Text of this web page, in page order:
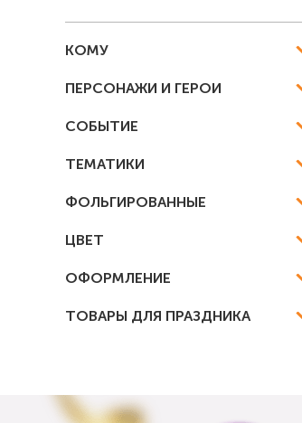
КОМУ
ПЕРСОНАЖИ И ГЕРОИ
СОБЫТИЕ
ТЕМАТИКИ
ФОЛЬГИРОВАННЫЕ
ЦВЕТ
ОФОРМЛЕНИЕ
ТОВАРЫ ДЛЯ ПРАЗДНИКА